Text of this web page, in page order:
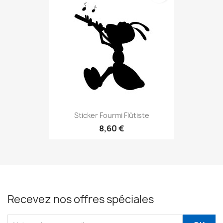
Sticker Fourmi Flûtiste
8,60 €
Recevez nos offres spéciales